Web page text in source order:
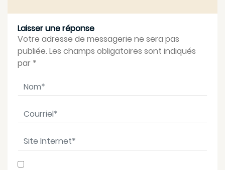
Laisser une réponse
Votre adresse de messagerie ne sera pas
publiée. Les champs obligatoires sont indiqués
par *
Nom*
Courriel*
Site Internet*